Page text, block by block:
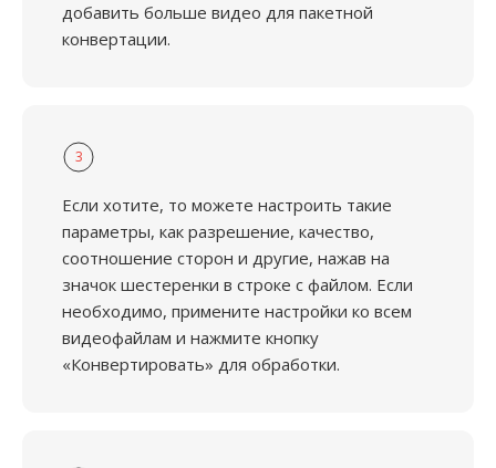
добавить больше видео для пакетной
конвертации.
3
Если хотите, то можете настроить такие
параметры, как разрешение, качество,
соотношение сторон и другие, нажав на
значок шестеренки в строке с файлом. Если
необходимо, примените настройки ко всем
видеофайлам и нажмите кнопку
«Конвертировать» для обработки.